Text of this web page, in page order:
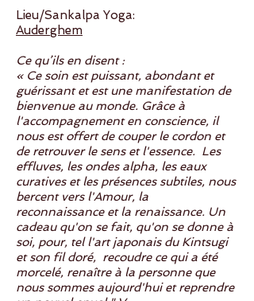
Lieu/Sankalpa Yoga:
Auderghem
Ce qu’ils en disent :
« Ce soin est puissant, abondant et
guérissant et est une manifestation de
bienvenue au monde. Grâce à
l'accompagnement en conscience, il
nous est offert de couper le cordon et
de retrouver le sens et l'essence. Les
effluves, les ondes alpha, les eaux
curatives et les présences subtiles, nous
bercent vers l'Amour, la
reconnaissance et la renaissance. Un
cadeau qu'on se fait, qu'on se donne à
soi, pour, tel l'art japonais du Kintsugi
et son fil doré, recoudre ce qui a été
morcelé, renaître à la personne que
nous sommes aujourd'hui et reprendre